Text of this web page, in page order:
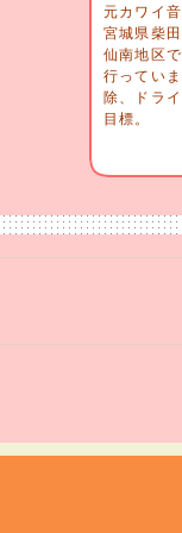
元カワイ
宮城県柴
仙南地区
行ってい
除、ドラ
目標。